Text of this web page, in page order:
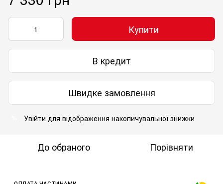
Купити
В кредит
Швидке замовлення
Увійти для відображення накопичувальної знижки
До обраного Порівняти